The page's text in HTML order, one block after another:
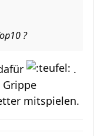
?
.
mitspielen.